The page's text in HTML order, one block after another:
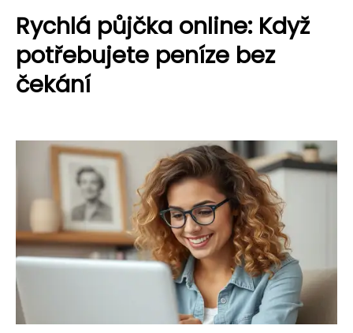
Rychlá půjčka online: Když
potřebujete peníze bez
čekání